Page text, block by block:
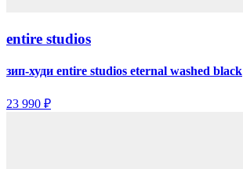
entire studios
зип-худи entire studios eternal washed black
23 990 ₽